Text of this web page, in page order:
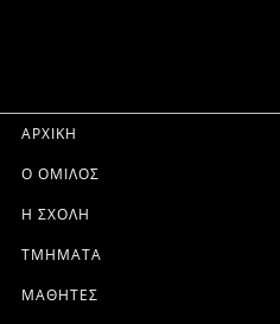
ΑΡΧΙΚΗ
Ο ΟΜΙΛΟΣ
Η ΣΧΟΛΗ
ΤΜΗΜΑΤΑ
ΜΑΘΗΤΕΣ